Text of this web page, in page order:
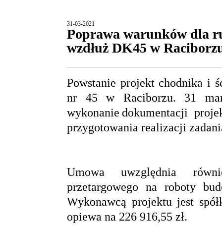
31-03-2021
Poprawa warunków dla
wzdłuż DK45 w
Powstanie projekt chodnika i
nr 45 w Raciborzu. 31
wykonanie dokumentacji
przygotowania realizacji
Umowa uwzględnia
przetargowego na roboty
Wykonawcą projektu jest
opiewa na 226 916,55 zł.